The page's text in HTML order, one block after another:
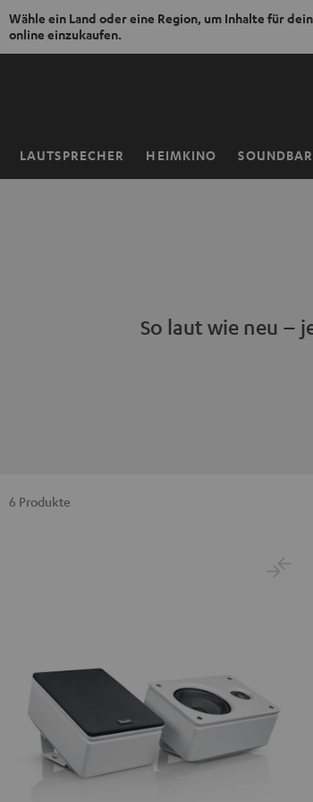
Wähle ein Land oder eine Region, um Inhalte für
online einzukaufen.
ZUM
LAUTSPRECHER HEIMKINO
Startseite
So laut wie neu –
6 Produkte